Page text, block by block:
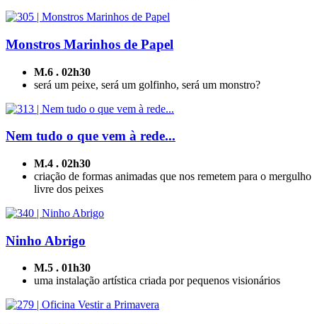
Monstros Marinhos de Papel
M.6 . 02h30
será um peixe, será um golfinho, será um monstro?
Nem tudo o que vem à rede...
M.4 . 02h30
criação de formas animadas que nos remetem para o mergulho
livre dos peixes
Ninho Abrigo
M.5 . 01h30
uma instalação artística criada por pequenos visionários